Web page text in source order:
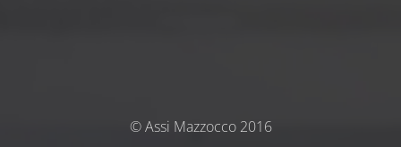
© Assi Mazzocco 2016